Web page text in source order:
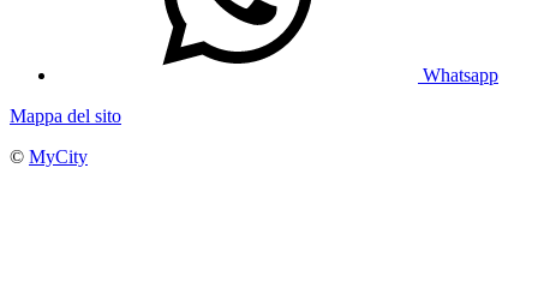
Whatsapp
Mappa del sito
© MyCity